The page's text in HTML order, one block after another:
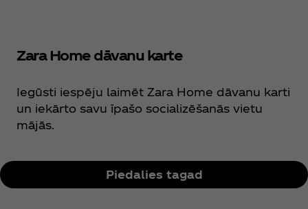
Zara Home dāvanu karte
Iegūsti iespēju laimēt Zara Home dāvanu karti
un iekārto savu īpašo socializēšanās vietu
mājās.
Piedalies tagad